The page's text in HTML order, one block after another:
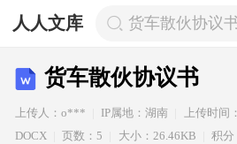
人人文库 货车散伙协议
货车散伙协议书
上传人：o*** IP属地：湖南 上传时间
DOCX
页数：5 大小：26.46KB 积分